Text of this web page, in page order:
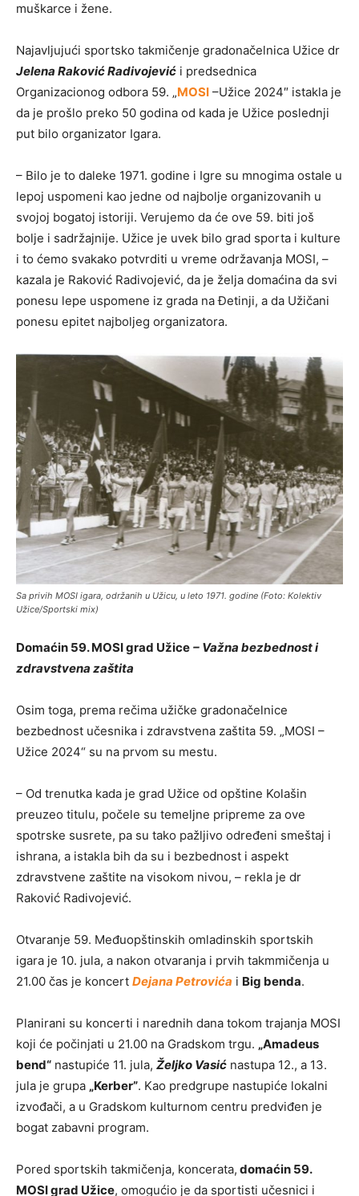
muškarce i žene.
Najavljujući sportsko takmičenje gradonačelnica Užice dr
Jelena Raković Radivojević i predsednica
Organizacionog odbora 59. „MOSI –Užice 2024″ istakla je
da je prošlo preko 50 godina od kada je Užice poslednji
put bilo organizator Igara.
– Bilo je to daleke 1971. godine i Igre su mnogima ostale u
lepoj uspomeni kao jedne od najbolje organizovanih u
svojoj bogatoj istoriji. Verujemo da će ove 59. biti još
bolje i sadržajnije. Užice je uvek bilo grad sporta i kulture
i to ćemo svakako potvrditi u vreme održavanja MOSI, –
kazala je Raković Radivojević, da je želja domaćina da svi
ponesu lepe uspomene iz grada na Đetinji, a da Užičani
ponesu epitet najboljeg organizatora.
Sa privih MOSI igara, održanih u Užicu, u leto 1971. godine (Foto: Kolektiv
Užice/Sportski mix)
Domaćin 59. MOSI grad Užice – Važna bezbednost i
zdravstvena zaštita
Osim toga, prema rečima užičke gradonačelnice
bezbednost učesnika i zdravstvena zaštita 59. „MOSI –
Užice 2024“ su na prvom su mestu.
– Od trenutka kada je grad Užice od opštine Kolašin
preuzeo titulu, počele su temeljne pripreme za ove
spotrske susrete, pa su tako pažljivo određeni smeštaj i
ishrana, a istakla bih da su i bezbednost i aspekt
zdravstvene zaštite na visokom nivou, – rekla je dr
Raković Radivojević.
Otvaranje 59. Međuopštinskih omladinskih sportskih
igara je 10. jula, a nakon otvaranja i prvih takmmičenja u
21.00 čas je koncert Dejana Petrovića i Big benda.
Planirani su koncerti i narednih dana tokom trajanja MOSI
koji će počinjati u 21.00 na Gradskom trgu. „Amadeus
bend“ nastupiće 11. jula, Željko Vasić nastupa 12., a 13.
jula je grupa „Kerber”. Kao predgrupe nastupiće lokalni
izvođači, a u Gradskom kulturnom centru predviđen je
bogat zabavni program.
Pored sportskih takmičenja, koncerata, domaćin 59.
MOSI grad Užice, omogućio je da sportisti učesnici i